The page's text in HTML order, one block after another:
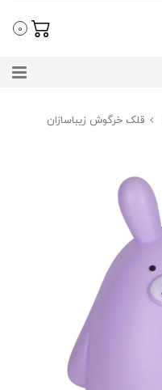
0
قلک خرگوش زیباسازان